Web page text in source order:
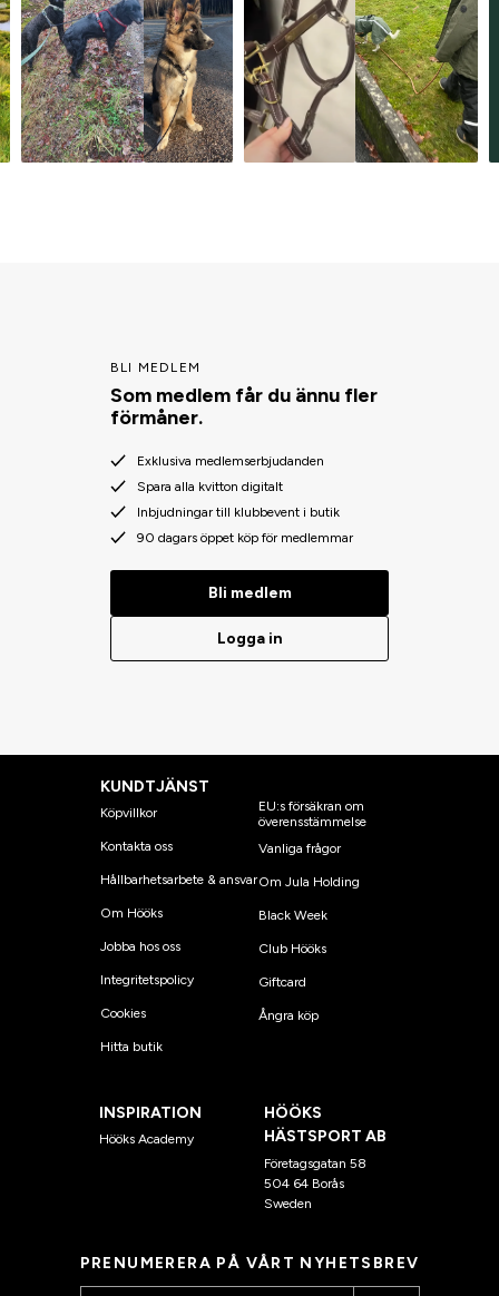
BLI MEDLEM
Som medlem får du ännu fler
förmåner.
Exklusiva medlemserbjudanden
Spara alla kvitton digitalt
Inbjudningar till klubbevent i butik
90 dagars öppet köp för medlemmar
Bli medlem
Logga in
KUNDTJÄNST
Köpvillkor
Kontakta oss
Hållbarhetsarbete & ansvar
Om Hööks
Jobba hos oss
Integritetspolicy
Cookies
Hitta butik
EU:s försäkran om
överensstämmelse
Vanliga frågor
Om Jula Holding
Black Week
Club Hööks
Giftcard
Ångra köp
INSPIRATION
Hööks Academy
HÖÖKS
HÄSTSPORT AB
Företagsgatan 58
504 64 Borås
Sweden
PRENUMERERA PÅ VÅRT NYHETSBREV